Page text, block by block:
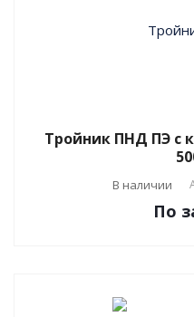
Тройник ПНД ПЭ с
В наличии
По